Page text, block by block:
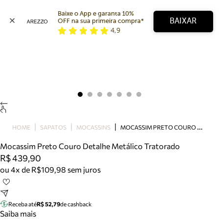
Bolsa
Tamanco
Tênis
Mule
Tire dúvidas sobre pedidos, devoluções e mais.
Baixe o App e garanta 10%
OFF na sua primeira compra*
4,9
BAIXAR
HOME SAPATOS MOCASSINS M
OCASSIM PRETO COURO DETALHE METÁLICO TRATORADO
Mocassim Preto Couro Detalhe Metálico Tratorado
R$ 439,90
ou 4x de R$109,98 sem juros
Receba atéR$ 52,79de cashback
Saiba mais